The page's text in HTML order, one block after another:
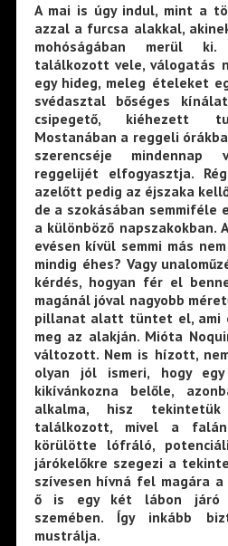
A mai is úgy indul, mint a
azzal a furcsa alakkal,
mohóságában merül ki.
találkozott vele, válogatás
egy hideg, meleg ételeket
svédasztal bőséges
csipegető, kiéhezett
Mostanában a reggeli
szerencséje
reggelijét elfogyasztja.
azelőtt pedig az éjszaka
de a szokásában semmiféle
a különböző napszakokban.
evésen kívül semmi más
mindig éhes? Vagy
kérdés, hogyan fér el
magánál jóval nagyobb
pillanat alatt tüntet el, ami
meg az alakján. Mióta
változott. Nem is hízott,
olyan jól ismeri, hogy egy
kikívánkozna belőle,
alkalma, hisz
találkozott, mivel a
körülötte lófráló,
járókelőkre szegezi a
szívesen hívná fel magára
ő is egy két lábon járó
szemében. Így inkább
mustrálja.